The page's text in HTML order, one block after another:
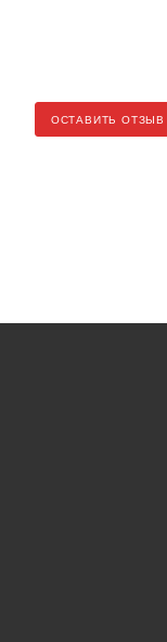
ОСТАВИТЬ ОТЗЫВ